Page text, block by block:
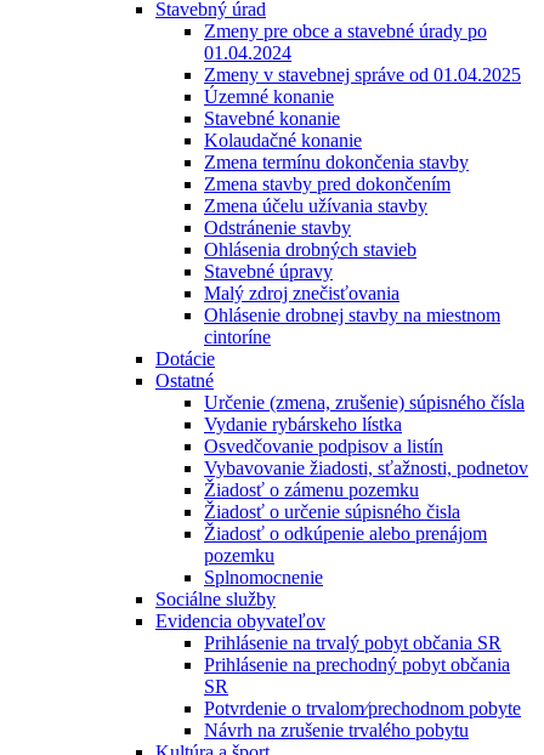
Stavebný úrad
Zmeny pre obce a stavebné úrady po
01.04.2024
Zmeny v stavebnej správe od 01.04.2025
Územné konanie
Stavebné konanie
Kolaudačné konanie
Zmena termínu dokončenia stavby
Zmena stavby pred dokončením
Zmena účelu užívania stavby
Odstránenie stavby
Ohlásenia drobných stavieb
Stavebné úpravy
Malý zdroj znečisťovania
Ohlásenie drobnej stavby na miestnom
cintoríne
Dotácie
Ostatné
Určenie (zmena, zrušenie) súpisného čísla
Vydanie rybárskeho lístka
Osvedčovanie podpisov a listín
Vybavovanie žiadosti, sťažnosti, podnetov
Žiadosť o zámenu pozemku
Žiadosť o určenie súpisného čisla
Žiadosť o odkúpenie alebo prenájom
pozemku
Splnomocnenie
Sociálne služby
Evidencia obyvateľov
Prihlásenie na trvalý pobyt občania SR
Prihlásenie na prechodný pobyt občania
SR
Potvrdenie o trvalom⁄prechodnom pobyte
Návrh na zrušenie trvalého pobytu